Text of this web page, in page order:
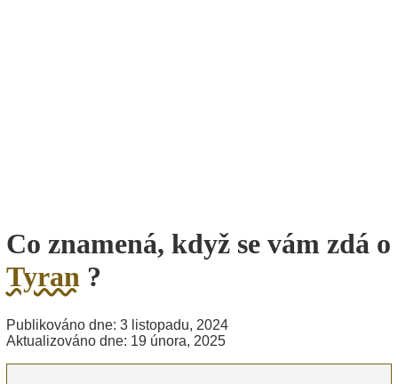
Co znamená, když se vám zdá o
Tyran ?
Publikováno dne: 3 listopadu, 2024
Aktualizováno dne: 19 února, 2025